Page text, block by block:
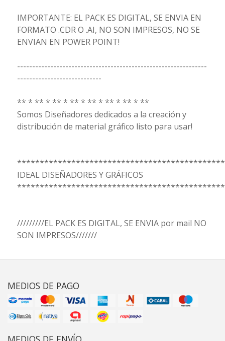
IMPORTANTE: EL PACK ES DIGITAL, SE ENVIA EN
FORMATO .CDR O .AI, NO SON IMPRESOS, NO SE
ENVIAN EN POWER POINT!
---------------------------------------------------------------
----------------------------
** * ** * ** * ** * ** * ** * ** * **
Somos Diseñadores dedicados a la creación y
distribución de material gráfico listo para usar!
IDEAL DISEÑADORES Y GRÁFICOS
/////////EL PACK ES DIGITAL, SE ENVIA por mail NO
SON IMPRESOS///////
MEDIOS DE PAGO